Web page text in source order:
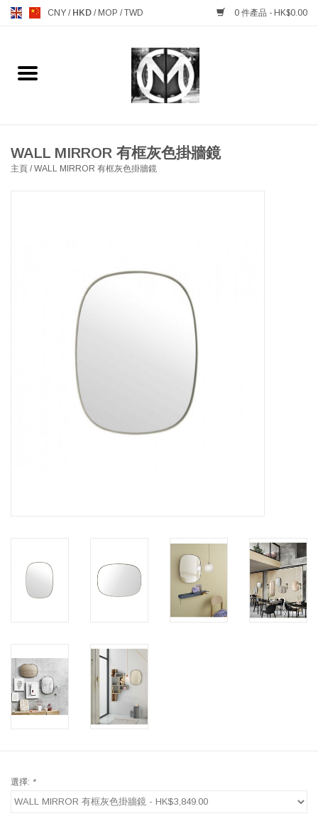
CNY / HKD / MOP /TWD 0 件產品 - HK$0.00
主頁
MANKS ANTIQUES 古董
GIFTS & DECORATIVE 禮品
HEALTHY LIVING 健康家居
Gift cards
WALL MIRROR 有框灰色掛牆鏡
主頁 /WALL MIRROR 有框灰色掛牆鏡
選擇: *